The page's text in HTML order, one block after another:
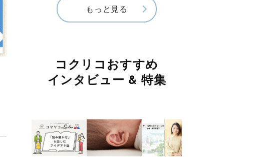
もっと見る
コクリコおすすめ
インタビュー & 特集